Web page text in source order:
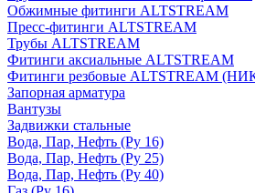
Обжимные фитинги ALTSTREAM
Пресс-фитинги ALTSTREAM
Трубы ALTSTREAM
Фитинги аксиальные ALTSTREAM
Фитинги резбовые ALTSTREAM
Запорная арматура
Вантузы
Задвижки стальные
Вода, Пар, Нефть (Ру 16)
Вода, Пар, Нефть (Ру 25)
Вода, Пар, Нефть (Ру 40)